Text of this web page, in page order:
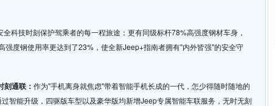
全科技时刻保护驾乘者的每一程旅途；更有同级标杆78%高强度钢材车身，
强度钢使用率更达到了23%，使全新Jeep+指南者拥有"内外皆强"的安全守
通联： 作为"手机离身就焦虑"带着智能手机长成的一代，怎少得随时随地的
智能升级，四驱版车型以及豪华版均新增Jeep专属智能车联服务，无时无刻